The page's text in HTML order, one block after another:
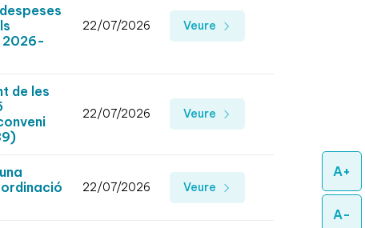
A+
A-
2026-
22/07/2026 Veure
de les
22/07/2026 Veure
22/07/2026 Veure